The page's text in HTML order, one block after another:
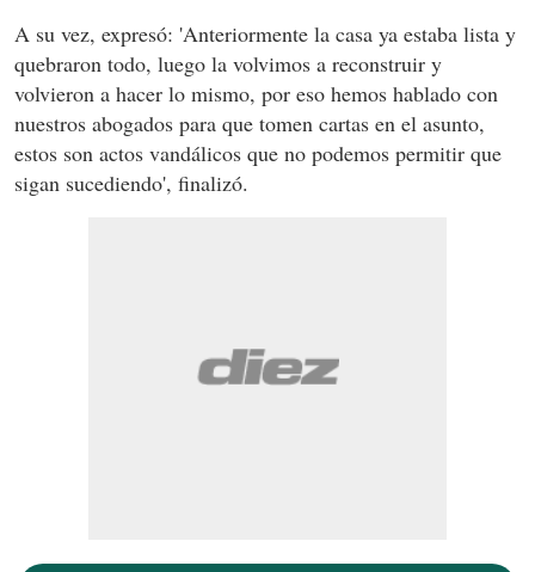
A su vez, expresó: 'Anteriormente la casa ya estaba lista y
quebraron todo, luego la volvimos a reconstruir y
volvieron a hacer lo mismo, por eso hemos hablado con
nuestros abogados para que tomen cartas en el asunto,
estos son actos vandálicos que no podemos permitir que
sigan sucediendo', finalizó.